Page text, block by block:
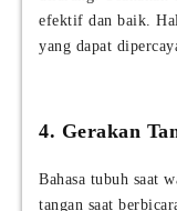
efektif dan baik.
yang dapat
4. Gerakan
Bahasa tubuh saat
tangan saat